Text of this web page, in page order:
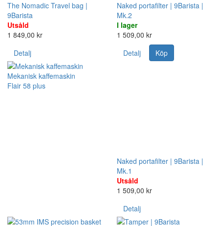
The Nomadic Travel bag |
9Barista
Utsåld
1 849,00 kr
Detalj
Naked portafilter | 9Barista |
Mk.2
I lager
1 509,00 kr
Detalj
Köp
Mekanisk kaffemaskin
Flair 58 plus
Naked portafilter | 9Barista |
Mk.1
Utsåld
1 509,00 kr
Detalj